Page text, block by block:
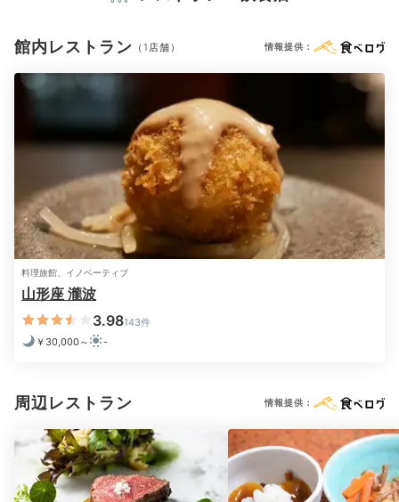
keikoooko
ダイニングで日本酒をサービスされながら地産地消のコ
ースをいただきました。山形座とはこの事！オープンキ
ッチンでのパフォーマンスを観ながらの食事は印象的で
Lounge
21:00
食後の余韻を
山形の銘酒とともに
※設備・アメニティは、確認が取れている情報を表示しています。
館内レストラン （1店舗） 情報提供：
料理旅館、イノベーティブ
山形座 瀧波
3.98143件
￥30,000～
-
周辺レストラン 情報提供：